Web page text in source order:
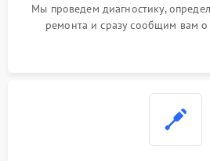
Мы проведем диагностику,
ремонта и сразу сообщим вам